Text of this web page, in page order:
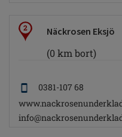
2 Näckrosen Eksjö
(0 km bort)
0381-107 68